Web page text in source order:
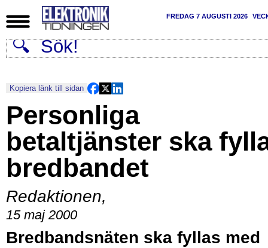
FREDAG 7 AUGUSTI 2026
Kopiera länk till sidan
Personliga
betaltjänster ska
bredbandet
Redaktionen,
15 maj 2000
Bredbandsnäten ska fyllas med